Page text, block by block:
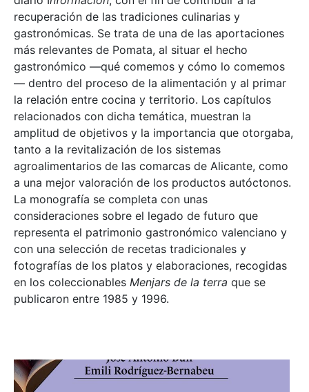
recuperación de las tradiciones culinarias y
gastronómicas. Se trata de una de las aportaciones
más relevantes de Pomata, al situar el hecho
gastronómico —qué comemos y cómo lo comemos
— dentro del proceso de la alimentación y al primar
la relación entre cocina y territorio. Los capítulos
relacionados con dicha temática, muestran la
amplitud de objetivos y la importancia que otorgaba,
tanto a la revitalización de los sistemas
agroalimentarios de las comarcas de Alicante, como
a una mejor valoración de los productos autóctonos.
La monografía se completa con unas
consideraciones sobre el legado de futuro que
representa el patrimonio gastronómico valenciano y
con una selección de recetas tradicionales y
fotografías de los platos y elaboraciones, recogidas
en los coleccionables Menjars de la terra que se
publicaron entre 1985 y 1996.